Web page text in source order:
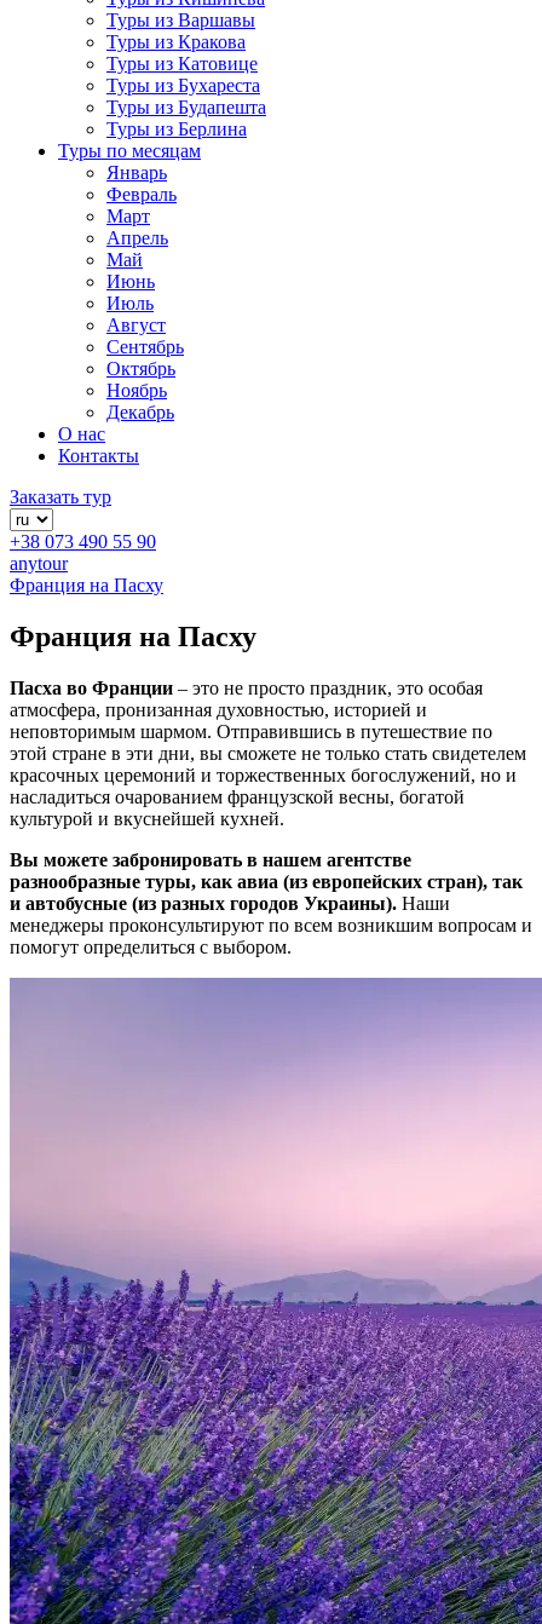
Туры из Варшавы
Туры из Кракова
Туры из Катовице
Туры из Бухареста
Туры из Будапешта
Туры из Берлина
Туры по месяцам
Январь
Февраль
Март
Апрель
Май
Июнь
Июль
Август
Сентябрь
Октябрь
Ноябрь
Декабрь
О нас
Контакты
Заказать тур
+38 073 490 55 90
anytour
Франция на Пасху
Франция на Пасху
Пасха во Франции – это не просто праздник, это особая
атмосфера, пронизанная духовностью, историей и
неповторимым шармом. Отправившись в путешествие по
этой стране в эти дни, вы сможете не только стать свидетелем
красочных церемоний и торжественных богослужений, но и
насладиться очарованием французской весны, богатой
культурой и вкуснейшей кухней.
Вы можете забронировать в нашем агентстве
разнообразные туры, как авиа (из европейских стран), так
и автобусные (из разных городов Украины). Наши
менеджеры проконсультируют по всем возникшим вопросам и
помогут определиться с выбором.